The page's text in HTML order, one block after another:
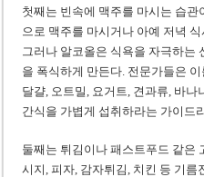
첫째는 빈속에 맥주를 마시는 습관
으로 맥주를 마시거나 아예 저녁
그러나 알코올은 식욕을 자극하는
을 폭식하게 만든다. 전문가들은
달걀, 오트밀, 요거트, 견과류, 바
간식을 가볍게 섭취하라는 가이드
둘째는 튀김이나 패스트푸드 같은
시지, 피자, 감자튀김, 치킨 등 기